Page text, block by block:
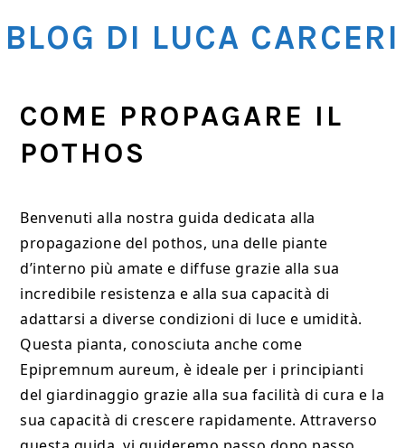
to
to
to
BLOG DI LUCA CARCERI
COME PROPAGARE IL
POTHOS
Benvenuti alla nostra guida dedicata alla
propagazione del pothos, una delle piante
d’interno più amate e diffuse grazie alla sua
incredibile resistenza e alla sua capacità di
adattarsi a diverse condizioni di luce e umidità.
Questa pianta, conosciuta anche come
Epipremnum aureum, è ideale per i principianti
del giardinaggio grazie alla sua facilità di cura e la
sua capacità di crescere rapidamente. Attraverso